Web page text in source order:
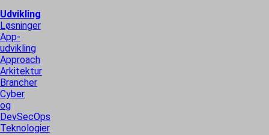
Udvikling
Løsninger
App-
udvikling
Approach
Arkitektur
Brancher
Cyber
og
DevSecOps
Teknologier